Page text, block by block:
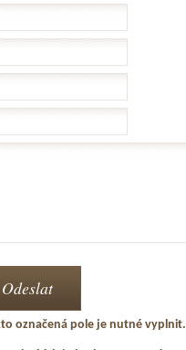
označená pole je nutné vyplnit.